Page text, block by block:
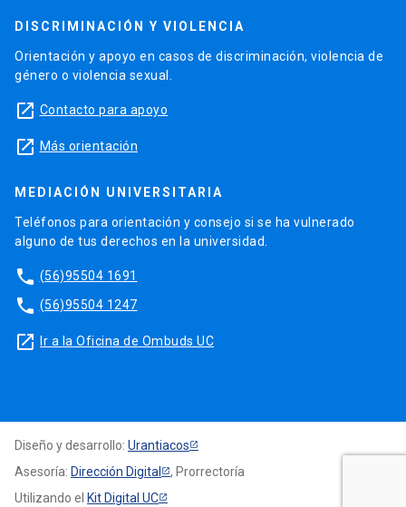
DISCRIMINACIÓN Y VIOLENCIA
Orientación y apoyo en casos de discriminación, violencia de
género o violencia sexual.
launch Contacto para apoyo
launch Más orientación
MEDIACIÓN UNIVERSITARIA
Teléfonos para orientación y consejo si se ha vulnerado
alguno de tus derechos en la universidad.
phone (56)95504 1691
phone (56)95504 1247
launch Ir a la Oficina de Ombuds UC
Diseño y desarrollo: Urantiacos
Asesoría: Dirección Digital
, Prorrectoría
Utilizando el Kit Digital UC